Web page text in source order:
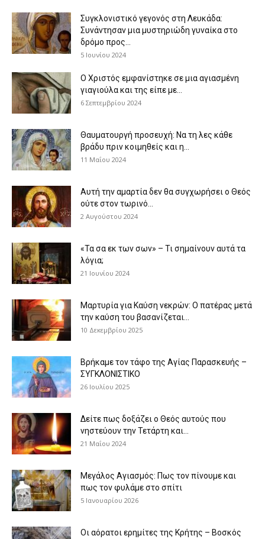
Συγκλονιστικό γεγονός στη Λευκάδα:
Συνάντησαν μια μυστηριώδη γυναίκα στο
δρόμο προς...
5 Ιουνίου 2024
Ο Χριστός εμφανίστηκε σε μια αγιασμένη
γιαγιούλα και της είπε με...
6 Σεπτεμβρίου 2024
Θαυματουργή προσευχή: Να τη λες κάθε
βράδυ πριν κοιμηθείς και η...
11 Μαΐου 2024
Αυτή την αμαρτία δεν θα συγχωρήσει ο Θεός
ούτε στον τωρινό...
2 Αυγούστου 2024
«Τα σα εκ των σων» – Τι σημαίνουν αυτά τα
λόγια;
21 Ιουνίου 2024
Μαρτυρία για Καύση νεκρών: Ο πατέρας μετά
την καύση του βασανίζεται...
10 Δεκεμβρίου 2025
Βρήκαμε τον τάφο της Αγίας Παρασκευής –
ΣΥΓΚΛΟΝΙΣΤΙΚΟ
26 Ιουλίου 2025
Δείτε πως δοξάζει ο Θεός αυτούς που
νηστεύουν την Τετάρτη και...
21 Μαΐου 2024
Μεγάλος Αγιασμός: Πως τον πίνουμε και
πως τον φυλάμε στο σπίτι
5 Ιανουαρίου 2026
Οι αόρατοι ερημίτες της Κρήτης – Βοσκός